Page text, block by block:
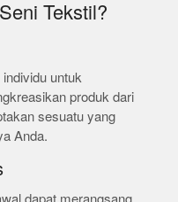
Tekstil?
untuk
produk dari
sesuatu yang
Anda.